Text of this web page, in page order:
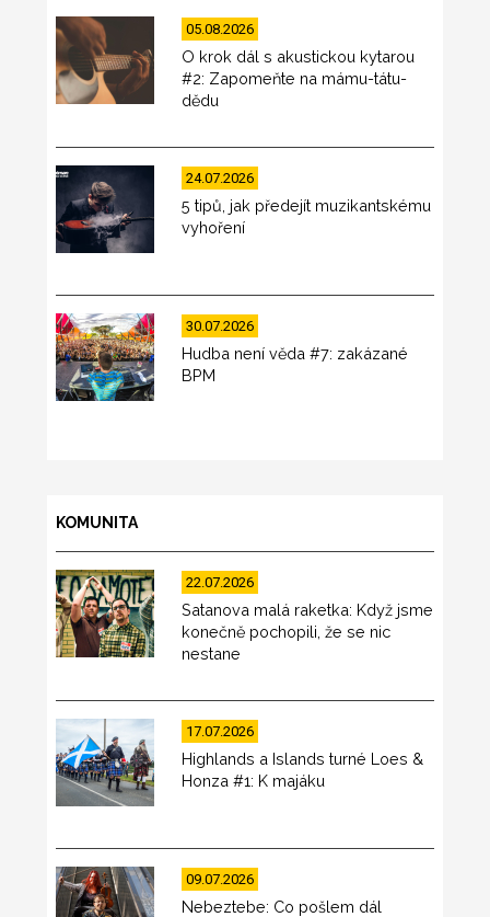
05.08.2026
O krok dál s akustickou kytarou
#2: Zapomeňte na mámu-tátu-
dědu
24.07.2026
5 tipů, jak předejít muzikantskému
vyhoření
30.07.2026
Hudba není věda #7: zakázané
BPM
KOMUNITA
22.07.2026
Satanova malá raketka: Když jsme
konečně pochopili, že se nic
nestane
17.07.2026
Highlands a Islands turné Loes &
Honza #1: K majáku
09.07.2026
Nebeztebe: Co pošlem dál